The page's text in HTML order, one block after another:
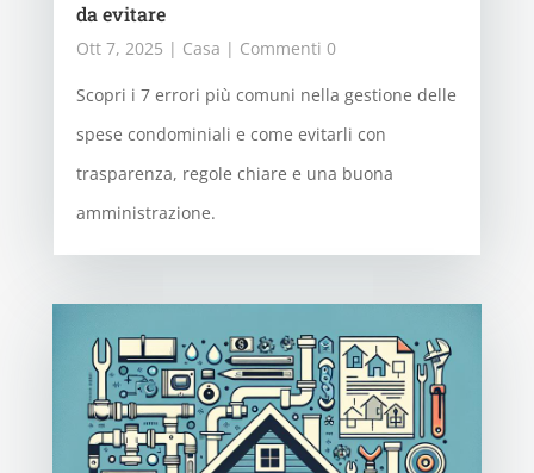
da evitare
Ott 7, 2025 | Casa | Commenti 0
Scopri i 7 errori più comuni nella gestione delle
spese condominiali e come evitarli con
trasparenza, regole chiare e una buona
amministrazione.